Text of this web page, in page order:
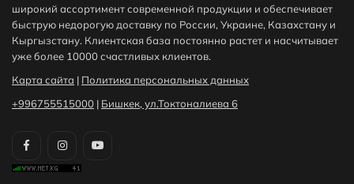
широкий ассортимент современной продукции и обеспечивает
быструю недорогую доставку по России, Украине, Казахстану и
Кыргызстану. Клиентская база постоянно растет и насчитывает
уже более 10000 счастливых клиентов.
Карта сайта | Политика персональных данных
+996755515000 | Бишкек, ул.Токтоналиева 6